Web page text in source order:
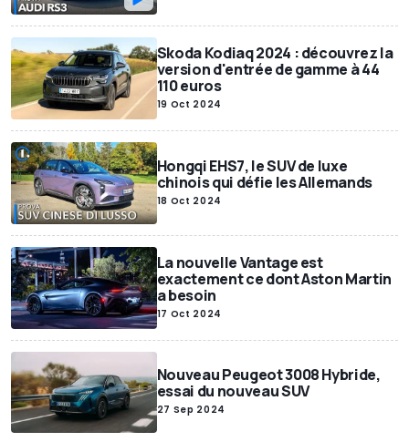
Skoda Kodiaq 2024 : découvrez la
version d'entrée de gamme à 44
110 euros
19 Oct 2024
Hongqi EHS7, le SUV de luxe
chinois qui défie les Allemands
18 Oct 2024
La nouvelle Vantage est
exactement ce dont Aston Martin
a besoin
17 Oct 2024
Nouveau Peugeot 3008 Hybride,
essai du nouveau SUV
27 Sep 2024